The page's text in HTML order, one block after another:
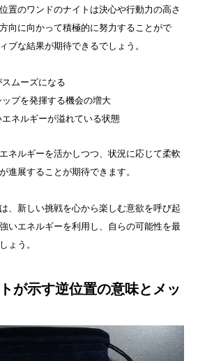
置のワンドのナイトは決心や行動力の高さ
向に向かって積極的に努力することがで
ブな結果が期待できるでしょう。
ムーズになる
プを発揮する機会の増大
ネルギーが溢れている状態
ネルギーを活かしつつ、状況に応じて柔軟
進展することが期待できます。
、新しい挑戦を心から楽しむ意欲を呼び起
いエネルギーを利用し、自らの可能性を最
ょう。
が示す逆位置の意味とメッ